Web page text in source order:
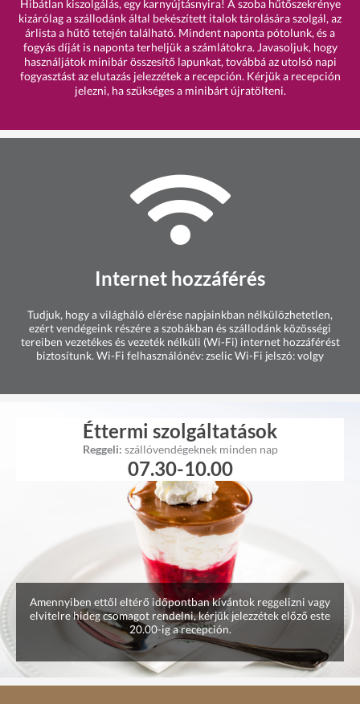
Hibátlan kiszolgálás, egy karnyújtásnyira! A szoba hűtőszekrénye
kizárólag a szállodánk által bekészített italok tárolására szolgál, az
árlista a hűtő tetején található. Mindent naponta pótolunk, és a
fogyás díját is naponta terheljük a számlátokra. Javasoljuk, hogy
használjátok minibár összesítő lapunkat, továbbá az utolsó napi
fogyasztást az elutazás jelezzétek a recepción. Kérjük a recepción
jelezni, ha szükséges a minibárt újratölteni.
Internet hozzáférés
Tudjuk, hogy a világháló elérése napjainkban nélkülözhetetlen,
ezért vendégeink részére a szobákban és szállodánk közösségi
tereiben vezetékes és vezeték nélküli (Wi-Fi) internet hozzáférést
biztosítunk. Wi-Fi felhasználónév: zselic Wi-Fi jelszó: volgy
Éttermi szolgáltatások
Reggeli: szállóvendégeknek minden nap
07.30-10.00
Amennyiben ettől eltérő időpontban kívántok reggelizni vagy
elvitelre hideg csomagot rendelni, kérjük jelezzétek előző este
20.00-ig a recepción.